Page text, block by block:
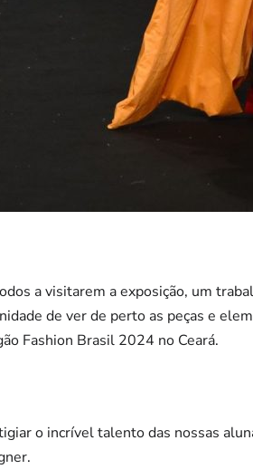
a visitarem a exposição, um
de ver de perto as peças e
Fashion Brasil 2024 no Ceará.
o incrível talento das nossas